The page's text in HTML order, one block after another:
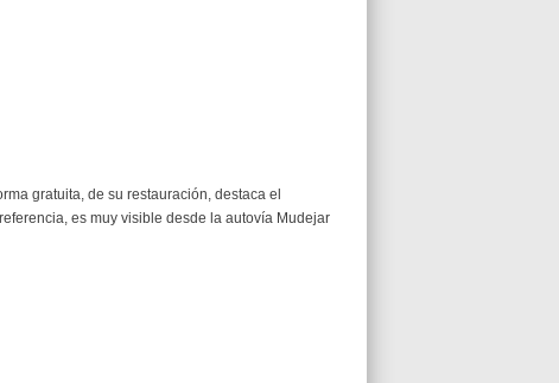
gratuita, de su restauración, destaca el
es muy visible desde la autovía Mudejar